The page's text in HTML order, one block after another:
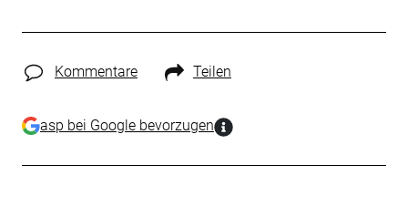
Kommentare Teilen
asp bei Google bevorzugen